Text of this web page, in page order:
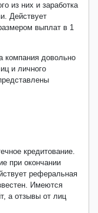
из них и заработка
Действует
выплат в 1
компания довольно
и личного
кредитование.
при окончании
реферальная
Имеются
а отзывы от лиц